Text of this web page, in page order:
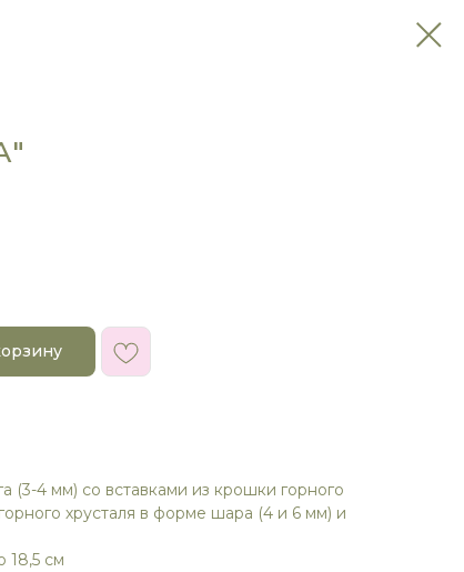
(3-4 мм) со вставками из крошки горного
хрусталя в форме шара (4 и 6 мм) и
18,5 см